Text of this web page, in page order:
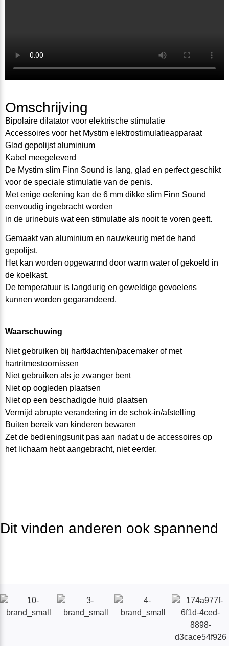
Omschrijving
Bipolaire dilatator voor elektrische stimulatie
Accessoires voor het Mystim elektrostimulatieapparaat
Glad gepolijst aluminium
Kabel meegeleverd
De Mystim slim Finn Sound is lang, glad en perfect geschikt
voor de speciale stimulatie van de penis.
Met enige oefening kan de 6 mm dikke slim Finn Sound
eenvoudig ingebracht worden
in de urinebuis wat een stimulatie als nooit te voren geeft.
Gemaakt van aluminium en nauwkeurig met de hand
gepolijst.
Het kan worden opgewarmd door warm water of gekoeld in
de koelkast.
De temperatuur is langdurig en geweldige gevoelens
kunnen worden gegarandeerd.
Waarschuwing
Niet gebruiken bij hartklachten/pacemaker of met
hartritmestoornissen
Niet gebruiken als je zwanger bent
Niet op oogleden plaatsen
Niet op een beschadigde huid plaatsen
Vermijd abrupte verandering in de schok-in/afstelling
Buiten bereik van kinderen bewaren
Zet de bedieningsunit pas aan nadat u de accessoires op
het lichaam hebt aangebracht, niet eerder.
Dit vinden anderen ook spannend